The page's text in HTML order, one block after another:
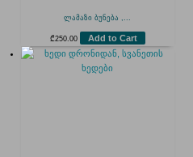
ლამაზი ბუნება ,...
₾250.00 Add to Cart